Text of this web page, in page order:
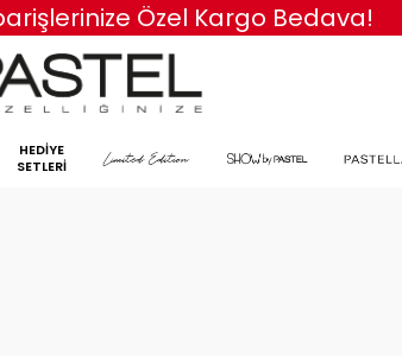
Özel Kargo Bedava!
HEDİYE
SETLERİ